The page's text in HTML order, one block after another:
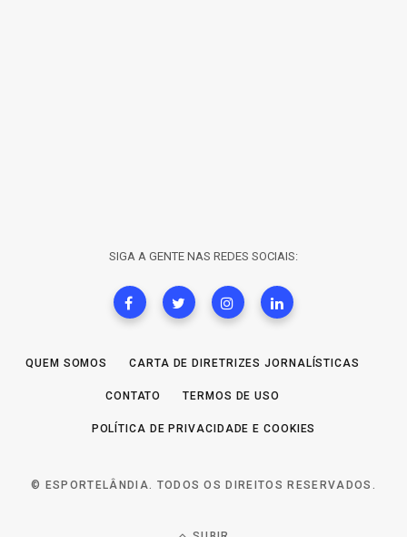
SIGA A GENTE NAS REDES SOCIAIS:
QUEM SOMOS CARTA DE DIRETRIZES JORNALÍSTICAS
CONTATO TERMOS DE USO
POLÍTICA DE PRIVACIDADE E COOKIES
© ESPORTELÂNDIA. TODOS OS DIREITOS RESERVADOS.